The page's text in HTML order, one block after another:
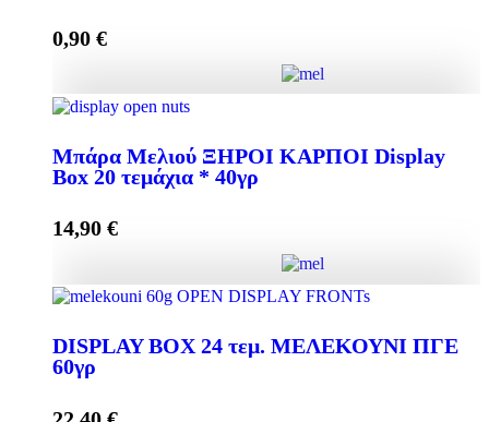
0,90 €
Αμύγδαλο 40γρ quantity
Μπάρα Μελιού ΞΗΡΟΙ ΚΑΡΠΟΙ Display
Box 20 τεμάχια * 40γρ
14,90 €
τεμάχια * 40γρ quantity
DISPLAY BOX 24 τεμ. ΜΕΛΕΚΟΥΝΙ ΠΓΕ
60γρ